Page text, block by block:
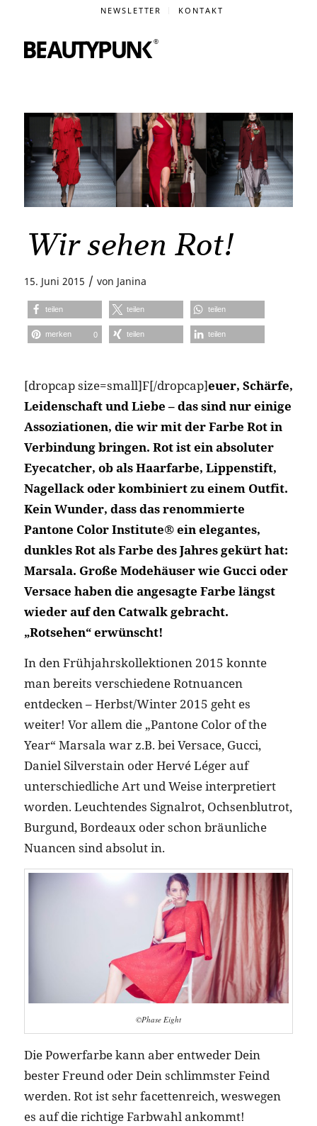
NEWSLETTER KONTAKT
Wir sehen Rot!
15. Juni 2015 / von Janina
teilen teilen teilen
merken 0 teilen teilen
[dropcap size=small]F[/dropcap]euer, Schärfe,
Leidenschaft und Liebe – das sind nur einige
Assoziationen, die wir mit der Farbe Rot in
Verbindung bringen. Rot ist ein absoluter
Eyecatcher, ob als Haarfarbe, Lippenstift,
Nagellack oder kombiniert zu einem Outfit.
Kein Wunder, dass das renommierte
Pantone Color Institute® ein elegantes,
dunkles Rot als Farbe des Jahres gekürt hat:
Marsala. Große Modehäuser wie Gucci oder
Versace haben die angesagte Farbe längst
wieder auf den Catwalk gebracht.
„Rotsehen“ erwünscht!
In den Frühjahrskollektionen 2015 konnte
man bereits verschiedene Rotnuancen
entdecken – Herbst/Winter 2015 geht es
weiter! Vor allem die „Pantone Color of the
Year“ Marsala war z.B. bei Versace, Gucci,
Daniel Silverstain oder Hervé Léger auf
unterschiedliche Art und Weise interpretiert
worden. Leuchtendes Signalrot, Ochsenblutrot,
Burgund, Bordeaux oder schon bräunliche
Nuancen sind absolut in.
©Phase Eight
Die Powerfarbe kann aber entweder Dein
bester Freund oder Dein schlimmster Feind
werden. Rot ist sehr facettenreich, weswegen
es auf die richtige Farbwahl ankommt!